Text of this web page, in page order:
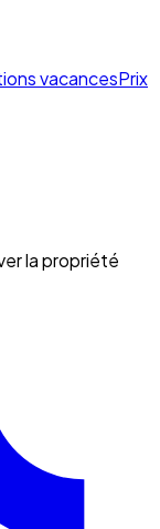
vacancesPrix
la propriété